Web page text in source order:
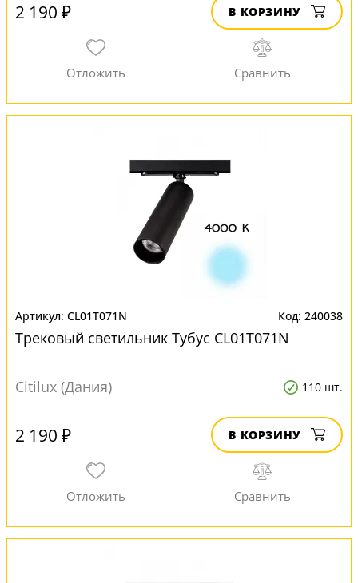
2 190 ₽ В КОРЗИНУ
CL01T071N 240038
Трековый светильник Тубус CL01T071N
Citilux (Дания) 110 шт.
2 190 ₽ В КОРЗИНУ